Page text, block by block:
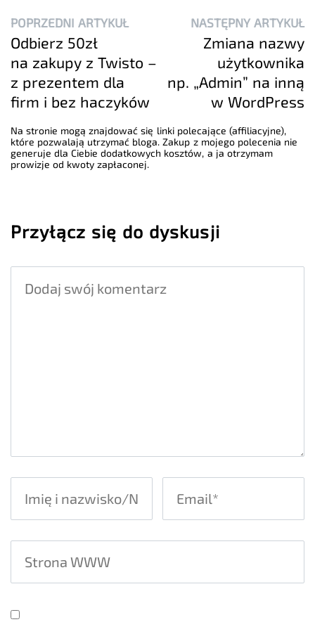
POPRZEDNI ARTYKUŁ
Odbierz 50zł
na zakupy z Twisto –
z prezentem dla
firm i bez haczyków
NASTĘPNY ARTYKUŁ
Zmiana nazwy
użytkownika
np. „Admin” na inną
w WordPress
Na stronie mogą znajdować się linki polecające (affiliacyjne),
które pozwalają utrzymać bloga. Zakup z mojego polecenia nie
generuje dla Ciebie dodatkowych kosztów, a ja otrzymam
prowizje od kwoty zapłaconej.
Przyłącz się do dyskusji